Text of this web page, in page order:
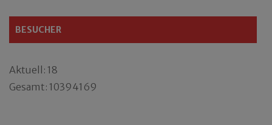
BESUCHER
Aktuell: 18
Gesamt: 10394169